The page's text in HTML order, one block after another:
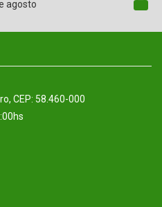
agosto
CEP: 58.460-000